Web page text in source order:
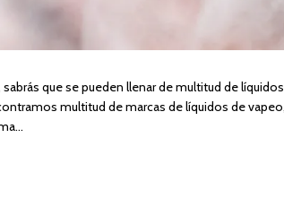
que se pueden llenar de multitud de
multitud de marcas de líquidos de